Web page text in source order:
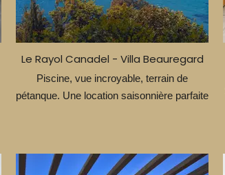
Le Rayol Canadel - Villa Beauregard
Piscine, vue incroyable, terrain de
pétanque. Une location saisonnière parfaite